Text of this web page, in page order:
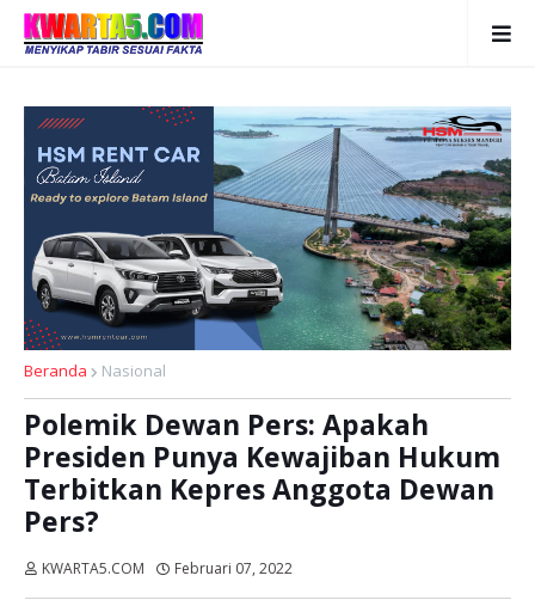
Beranda Nasional
Polemik Dewan Pers: Apakah
Presiden Punya Kewajiban Hukum
Terbitkan Kepres Anggota Dewan
Pers?
KWARTA5.COM Februari 07, 2022